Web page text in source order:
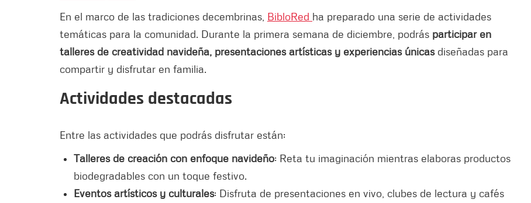
En el marco de las tradiciones decembrinas, BibloRed ha preparado una serie de actividades
temáticas para la comunidad. Durante la primera semana de diciembre, podrás participar en
talleres de creatividad navideña, presentaciones artísticas y experiencias únicasdiseñadas para
compartir y disfrutar en familia.
Actividades destacadas
Entre las actividades que podrás disfrutar están:
Talleres de creación con enfoque navideño: Reta tu imaginación mientras elaboras productos
biodegradables con un toque festivo.
Eventos artísticos y culturales: Disfruta de presentaciones en vivo, clubes de lectura y cafés